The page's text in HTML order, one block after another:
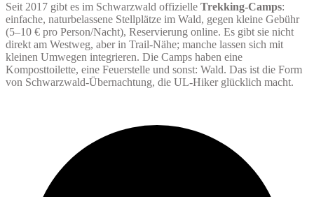
Seit 2017 gibt es im Schwarzwald offizielle Trekking-Camps:
einfache, naturbelassene Stellplätze im Wald, gegen kleine Gebühr
(5–10 € pro Person/Nacht), Reservierung online. Es gibt sie nicht
direkt am Westweg, aber in Trail-Nähe; manche lassen sich mit
kleinen Umwegen integrieren. Die Camps haben eine
Komposttoilette, eine Feuerstelle und sonst: Wald. Das ist die Form
von Schwarzwald-Übernachtung, die UL-Hiker glücklich macht.